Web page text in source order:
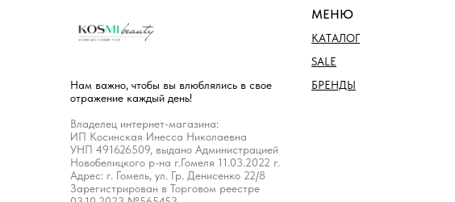
Нам важно, чтобы вы влюблялись в свое
отражение каждый день!
Владелец интернет-магазина:
ИП Косинская Инесса Николаевна
УНП 491626509, выдано Администрацией
Новобелицкого р-на г.Гомеля 11.03.2022 г.
Адрес: г. Гомель, ул. Гр. Денисенко 22/8
Зарегистрирован в Торговом реестре
МЕНЮ
КАТАЛОГ
SALE
БРЕНДЫ